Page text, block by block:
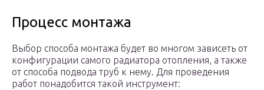
Процесс монтажа
Выбор способа монтажа будет во многом зависеть от
конфигурации самого радиатора отопления, а также
от способа подвода труб к нему. Для проведения
работ понадобится такой инструмент: